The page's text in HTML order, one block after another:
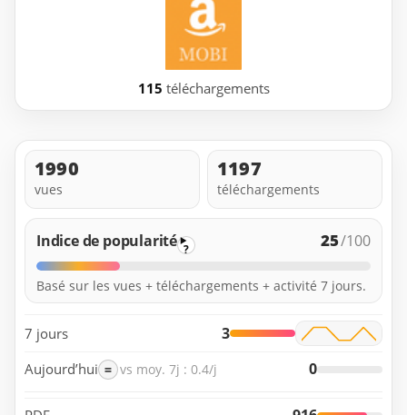
115 téléchargements
1990
vues
1197
téléchargements
Indice de popularité ? 25/100
Basé sur les vues + téléchargements + activité 7 jours.
7 jours 3
Aujourd’hui = vs moy. 7j : 0.4/j 0